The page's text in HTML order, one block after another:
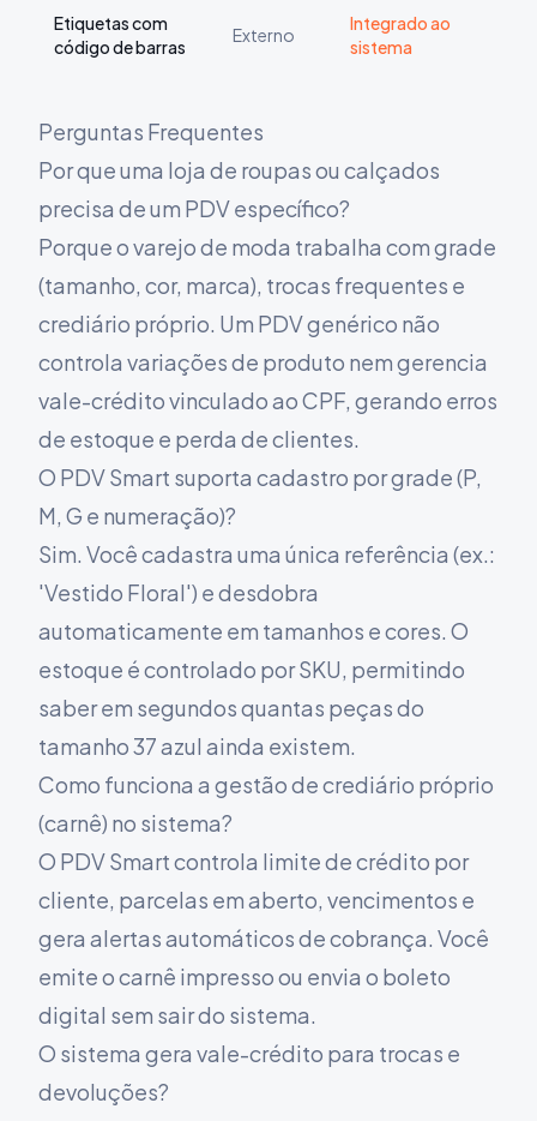
Etiquetas com
código de barras
Externo
Integrado ao
sistema
Perguntas Frequentes
Por que uma loja de roupas ou calçados
precisa de um PDV específico?
Porque o varejo de moda trabalha com grade
(tamanho, cor, marca), trocas frequentes e
crediário próprio. Um PDV genérico não
controla variações de produto nem gerencia
vale-crédito vinculado ao CPF, gerando erros
de estoque e perda de clientes.
O PDV Smart suporta cadastro por grade (P,
M, G e numeração)?
Sim. Você cadastra uma única referência (ex.:
'Vestido Floral') e desdobra
automaticamente em tamanhos e cores. O
estoque é controlado por SKU, permitindo
saber em segundos quantas peças do
tamanho 37 azul ainda existem.
Como funciona a gestão de crediário próprio
(carnê) no sistema?
O PDV Smart controla limite de crédito por
cliente, parcelas em aberto, vencimentos e
gera alertas automáticos de cobrança. Você
emite o carnê impresso ou envia o boleto
digital sem sair do sistema.
O sistema gera vale-crédito para trocas e
devoluções?